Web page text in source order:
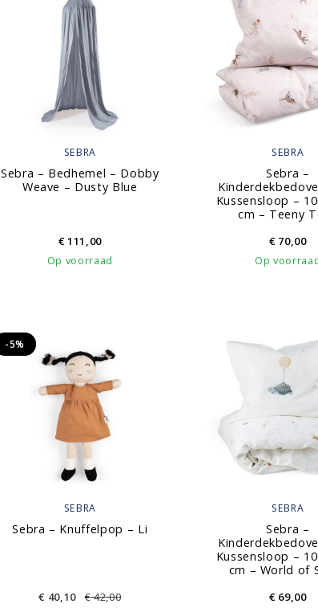
SEBRA
Sebra – Bedhemel – Dobby
Weave – Dusty Blue
€111,00
Op voorraad
SEBRA
Sebra –
Kussensloop –
cm – Teeny
€70,00
Op
SEBRA
Sebra – Knuffelpop – Li
€ 40,10 €42,00
-5%
SEBRA
Sebra –
Kussensloop –
cm – World of
€69,00